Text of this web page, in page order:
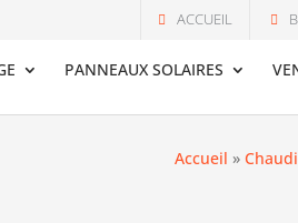
ACCUEIL
PANNEAUX SOLAIRES
Accueil »